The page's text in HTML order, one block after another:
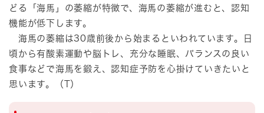
どる「海馬」の萎縮が特徴で、海馬の萎縮が進むと、認知
機能が低下します。
海馬の萎縮は30歳前後から始まるといわれています。日
頃から有酸素運動や脳トレ、充分な睡眠、バランスの良い
食事などで海馬を鍛え、認知症予防を心掛けていきたいと
思います。（T）​